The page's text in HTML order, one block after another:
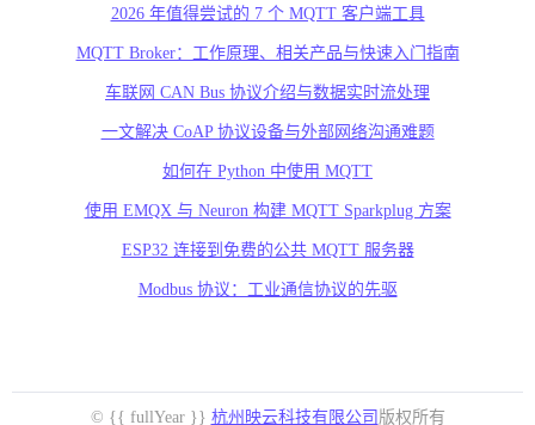
2026 年值得尝试的 7 个 MQTT 客户端工具
MQTT Broker：工作原理、相关产品与快速入门指南
车联网 CAN Bus 协议介绍与数据实时流处理
一文解决 CoAP 协议设备与外部网络沟通难题
如何在 Python 中使用 MQTT
使用 EMQX 与 Neuron 构建 MQTT Sparkplug 方案
ESP32 连接到免费的公共 MQTT 服务器
Modbus 协议：工业通信协议的先驱
© {{ fullYear }} 杭州映云科技有限公司 版权所有